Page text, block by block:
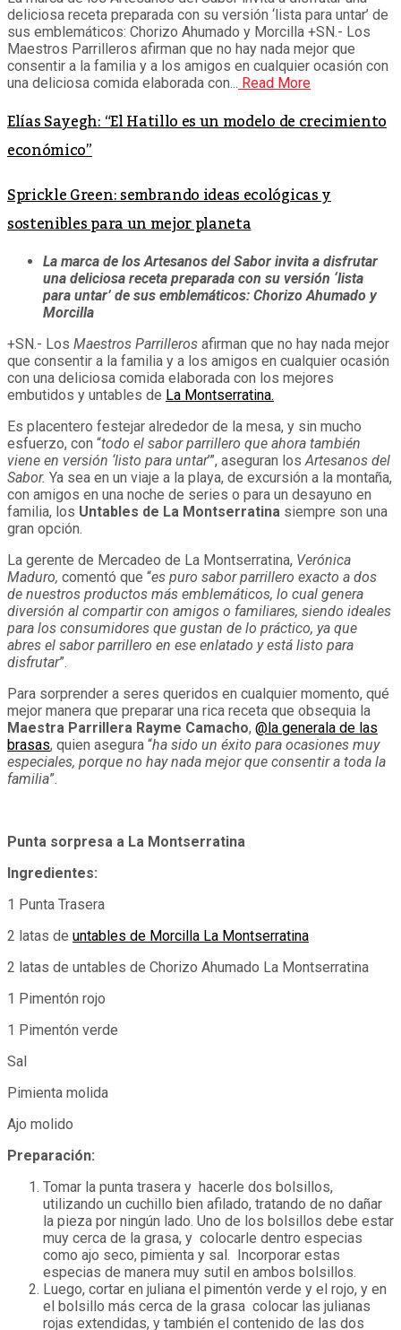
deliciosa receta preparada con su versión ‘lista para untar’ de
sus emblemáticos: Chorizo Ahumado y Morcilla +SN.- Los
Maestros Parrilleros afirman que no hay nada mejor que
consentir a la familia y a los amigos en cualquier ocasión con
una deliciosa comida elaborada con... Read More
Elías Sayegh: “El Hatillo es un modelo de crecimiento
económico”
Sprickle Green: sembrando ideas ecológicas y
sostenibles para un mejor planeta
La marca de los Artesanos del Sabor invita a disfrutar
una deliciosa receta preparada con su versión ‘lista
para untar’ de sus emblemáticos: Chorizo Ahumado y
Morcilla
+SN.- Los Maestros Parrilleros afirman que no hay nada mejor
que consentir a la familia y a los amigos en cualquier ocasión
con una deliciosa comida elaborada con los mejores
embutidos y untables de La Montserratina.
Es placentero festejar alrededor de la mesa, y sin mucho
esfuerzo, con “todo el sabor parrillero que ahora también
viene en versión ‘listo para untar’”, aseguran losArtesanos del
Sabor. Ya sea en un viaje a la playa, de excursión a la montaña,
con amigos en una noche de series o para un desayuno en
familia, los Untables de La Montserratina siempre son una
gran opción.
La gerente de Mercadeo de La Montserratina, Verónica
Maduro, comentó que “es puro sabor parrillero exacto a dos
de nuestros productos más emblemáticos, lo cual genera
diversión al compartir con amigos o familiares, siendo ideales
para los consumidores que gustan de lo práctico, ya que
abres el sabor parrillero en ese enlatado y está listo para
disfrutar”.
Para sorprender a seres queridos en cualquier momento, qué
mejor manera que preparar una rica receta que obsequia la
Maestra Parrillera Rayme Camacho, @la generala de las
brasas, quien asegura “ha sido un éxito para ocasiones muy
especiales, porque no hay nada mejor que consentir a toda la
familia”.
Punta sorpresa a La Montserratina
Ingredientes:
1 Punta Trasera
2 latas de untables de Morcilla La Montserratina
2 latas de untables de Chorizo Ahumado La Montserratina
1 Pimentón rojo
1 Pimentón verde
Sal
Pimienta molida
Ajo molido
Preparación:
Tomar la punta trasera y hacerle dos bolsillos,
utilizando un cuchillo bien afilado, tratando de no dañar
la pieza por ningún lado. Uno de los bolsillos debe estar
muy cerca de la grasa, y colocarle dentro especias
como ajo seco, pimienta y sal. Incorporar estas
especias de manera muy sutil en ambos bolsillos.
Luego, cortar en juliana el pimentón verde y el rojo, y en
el bolsillo más cerca de la grasa colocar las julianas
rojas extendidas, y también el contenido de las dos